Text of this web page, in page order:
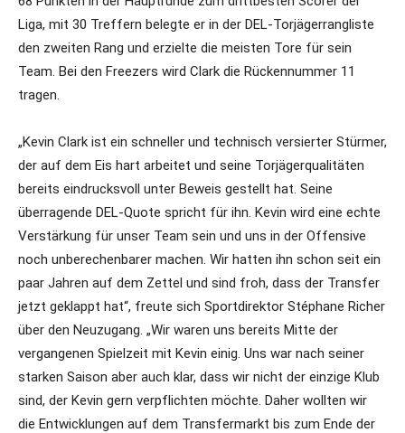
Liga, mit 30 Treffern belegte er in der DEL-Torjägerrangliste
den zweiten Rang und erzielte die meisten Tore für sein
Team. Bei den Freezers wird Clark die Rückennummer 11
tragen.
„Kevin Clark ist ein schneller und technisch versierter Stürmer,
der auf dem Eis hart arbeitet und seine Torjägerqualitäten
bereits eindrucksvoll unter Beweis gestellt hat. Seine
überragende DEL-Quote spricht für ihn. Kevin wird eine echte
Verstärkung für unser Team sein und uns in der Offensive
noch unberechenbarer machen. Wir hatten ihn schon seit ein
paar Jahren auf dem Zettel und sind froh, dass der Transfer
jetzt geklappt hat“, freute sich Sportdirektor Stéphane Richer
über den Neuzugang. „Wir waren uns bereits Mitte der
vergangenen Spielzeit mit Kevin einig. Uns war nach seiner
starken Saison aber auch klar, dass wir nicht der einzige Klub
sind, der Kevin gern verpflichten möchte. Daher wollten wir
die Entwicklungen auf dem Transfermarkt bis zum Ende der